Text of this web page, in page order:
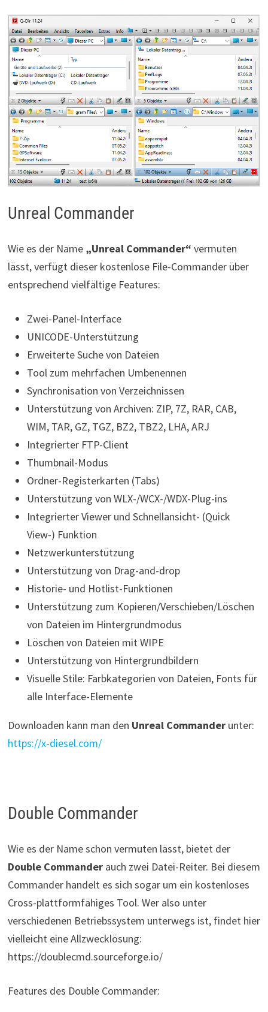
Unreal Commander
Wie es der Name „Unreal Commander“ vermuten
lässt, verfügt dieser kostenlose File-Commander über
entsprechend vielfältige Features:
Zwei-Panel-Interface
UNICODE-Unterstützung
Erweiterte Suche von Dateien
Tool zum mehrfachen Umbenennen
Synchronisation von Verzeichnissen
Unterstützung von Archiven: ZIP, 7Z, RAR, CAB,
WIM, TAR, GZ, TGZ, BZ2, TBZ2, LHA, ARJ
Integrierter FTP-Client
Thumbnail-Modus
Ordner-Registerkarten (Tabs)
Unterstützung von WLX-/WCX-/WDX-Plug-ins
Integrierter Viewer und Schnellansicht- (Quick
View-) Funktion
Netzwerkunterstützung
Unterstützung von Drag-and-drop
Historie- und Hotlist-Funktionen
Unterstützung zum Kopieren/Verschieben/Löschen
von Dateien im Hintergrundmodus
Löschen von Dateien mit WIPE
Unterstützung von Hintergrundbildern
Visuelle Stile: Farbkategorien von Dateien, Fonts für
alle Interface-Elemente
Downloaden kann man den Unreal Commanderunter:
https://x-diesel.com/
Double Commander
Wie es der Name schon vermuten lässt, bietet der
Double Commanderauch zwei Datei-Reiter. Bei diesem
Commander handelt es sich sogar um ein kostenloses
Cross-plattformfähiges Tool. Wer also unter
verschiedenen Betriebssystem unterwegs ist, findet hier
vielleicht eine Allzwecklösung:
https://doublecmd.sourceforge.io/
Features des Double Commander: